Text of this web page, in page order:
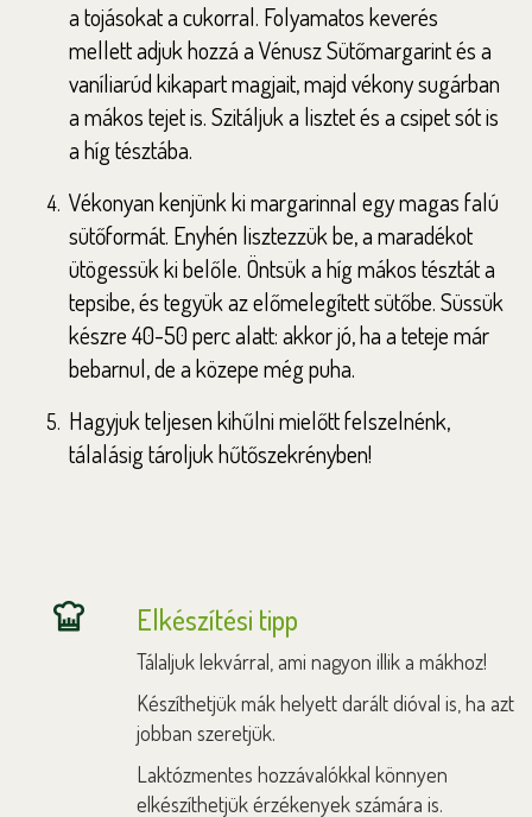
a tojásokat a cukorral. Folyamatos keverés
mellett adjuk hozzá a Vénusz Sütőmargarint és a
vaníliarúd kikapart magjait, majd vékony sugárban
a mákos tejet is. Szitáljuk a lisztet és a csipet sót is
a híg tésztába.
Vékonyan kenjünk ki margarinnal egy magas falú
sütőformát. Enyhén lisztezzük be, a maradékot
ütögessük ki belőle. Öntsük a híg mákos tésztát a
tepsibe, és tegyük az előmelegített sütőbe. Süssük
készre 40-50 perc alatt: akkor jó, ha a teteje már
bebarnul, de a közepe még puha.
Hagyjuk teljesen kihűlni mielőtt felszelnénk,
tálalásig tároljuk hűtőszekrényben!
Elkészítési tipp
Tálaljuk lekvárral, ami nagyon illik a mákhoz!
Készíthetjük mák helyett darált dióval is, ha azt
jobban szeretjük.
Laktózmentes hozzávalókkal könnyen
elkészíthetjük érzékenyek számára is.